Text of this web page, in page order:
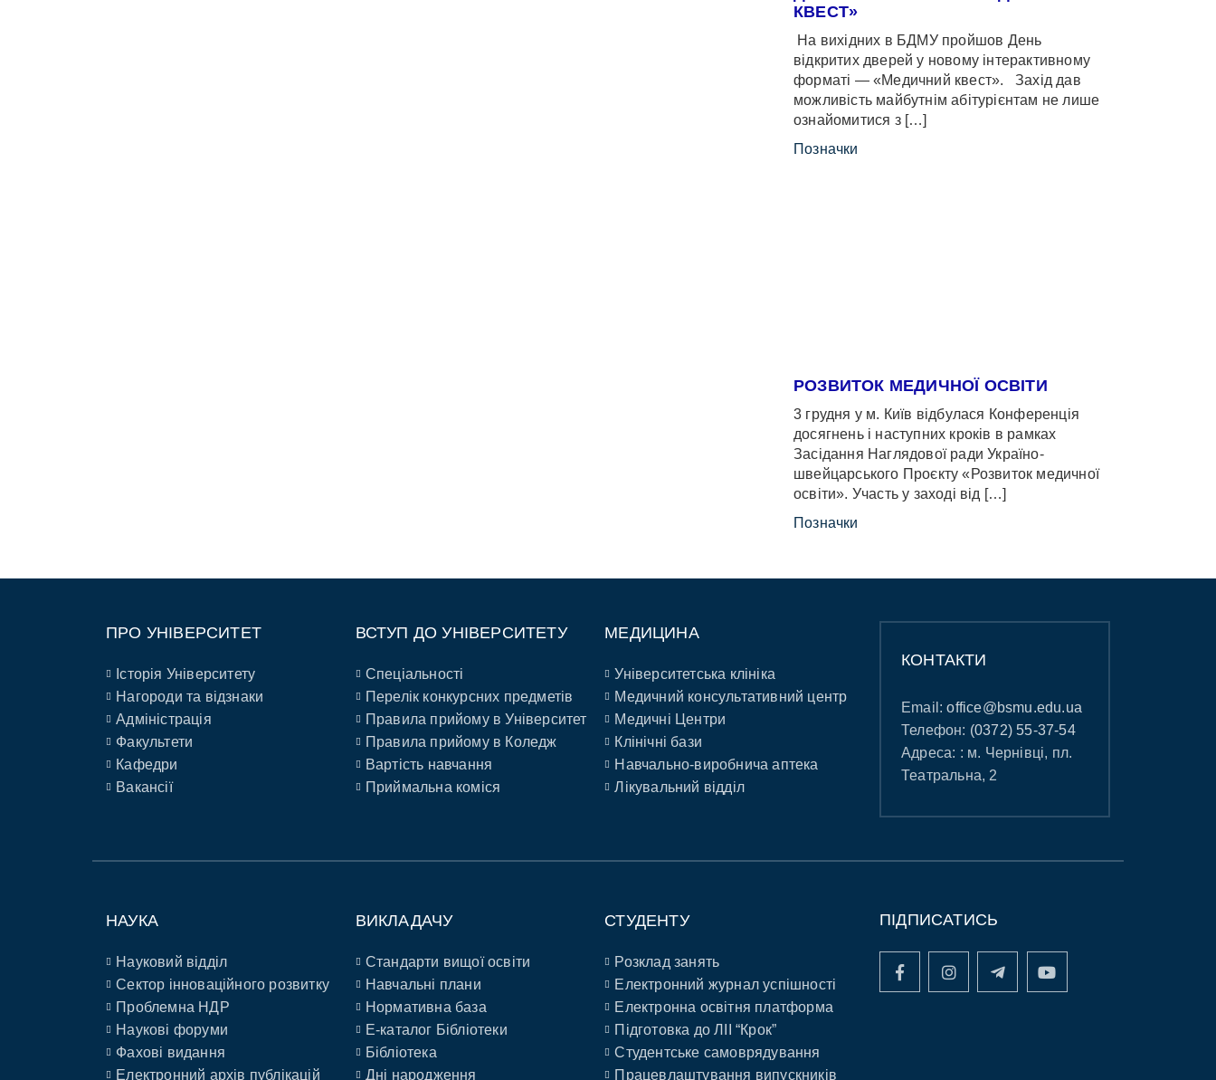
КВЕСТ»
На вихідних в БДМУ пройшов День
відкритих дверей у новому інтерактивному
форматі — «Медичний квест». Захід дав
можливість майбутнім абітурієнтам не лише
ознайомитися з […]
Позначки
РОЗВИТОК МЕДИЧНОЇ ОСВІТИ
3 грудня у м. Київ відбулася Конференція
досягнень і наступних кроків в рамках
Засідання Наглядової ради Україно-
швейцарського Проєкту «Розвиток медичної
освіти». Участь у заході від […]
Позначки
ПРО УНІВЕРСИТЕТ
Історія Університету
Нагороди та відзнаки
Адміністрація
Факультети
Кафедри
Вакансії
ВСТУП ДО УНІВЕРСИТЕТУ
Спеціальності
Перелік конкурсних предметів
Правила прийому в Університет
Правила прийому в Коледж
Вартість навчання
Приймальна коміся
МЕДИЦИНА
Університетська клініка
Медичний консультативний центр
Медичні Центри
Клінічні бази
Навчально-виробнича аптека
Лікувальний відділ
КОНТАКТИ
Email:office@bsmu.edu.ua
Телефон: (0372) 55-37-54
Адреса: : м. Чернівці, пл.
Театральна, 2
НАУКА
Науковий відділ
Сектор інноваційного розвитку
Проблемна НДР
Наукові форуми
Фахові видання
Електронний архів публікацій
ВИКЛАДАЧУ
Стандарти вищої освіти
Навчальні плани
Нормативна база
E-каталог Бібліотеки
Бібліотека
Дні народження
СТУДЕНТУ
Розклад занять
Електронний журнал успішності
Електронна освітня платформа
Підготовка до ЛІІ “Крок”
Студентське самоврядування
Працевлаштування випускників
ПІДПИСАТИСЬ